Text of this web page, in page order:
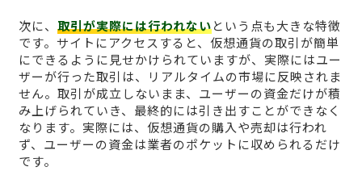
次に、 取引が実際には行われないという点も大きな特徴
です。サイトにアクセスすると、仮想通貨の取引が簡単
にできるように見せかけられていますが、実際にはユー
ザーが行った取引は、リアルタイムの市場に反映されま
せん。取引が成立しないまま、ユーザーの資金だけが積
み上げられていき、最終的には引き出すことができなく
なります。実際には、仮想通貨の購入や売却は行われ
ず、ユーザーの資金は業者のポケットに収められるだけ
です。